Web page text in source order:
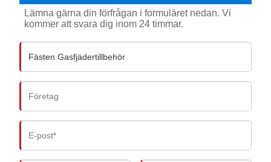
Lämna gärna din förfrågan i formuläret nedan. Vi
kommer att svara dig inom 24 timmar.